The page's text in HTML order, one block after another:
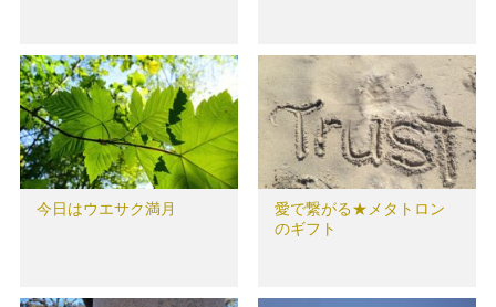
今日はウエサク満月
愛で繋がる★メタトロン
のギフト